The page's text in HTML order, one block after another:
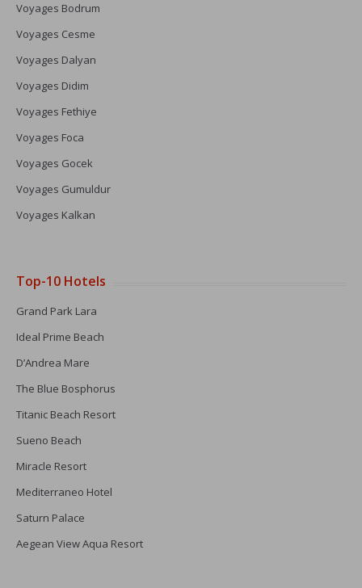
Voyages Bodrum
Voyages Cesme
Voyages Dalyan
Voyages Didim
Voyages Fethiye
Voyages Foca
Voyages Gocek
Voyages Gumuldur
Voyages Kalkan
Top-10 Hotels
Grand Park Lara
Ideal Prime Beach
D’Andrea Mare
The Blue Bosphorus
Titanic Beach Resort
Sueno Beach
Miracle Resort
Mediterraneo Hotel
Saturn Palace
Aegean View Aqua Resort